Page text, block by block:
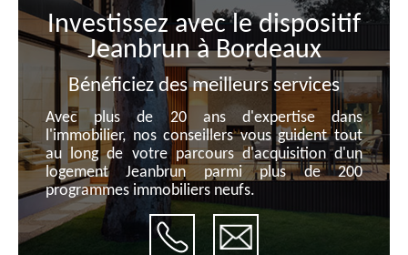
Investissez avec le dispositif
Jeanbrun à Bordeaux
Bénéficiez des meilleurs services
Avec plus de 20 ans d'expertise dans
l'immobilier, nos conseillers vous guident tout
au long de votre parcours d'acquisition d'un
logement Jeanbrun parmi plus de 200
programmes immobiliers neufs.